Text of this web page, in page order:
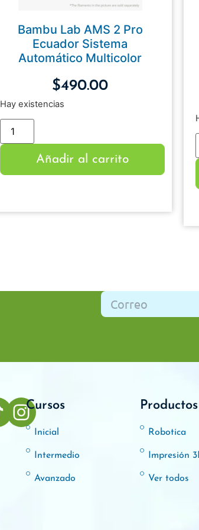
Bambu Lab AMS 2 Pro
Ecuador Sistema
Automático Multicolor
$490.00
Hay existencias
Añadir al carrito
Cursos
Inicial
Intermedio
Avanzado
Productos
Robotica
Impresión
Ver todos